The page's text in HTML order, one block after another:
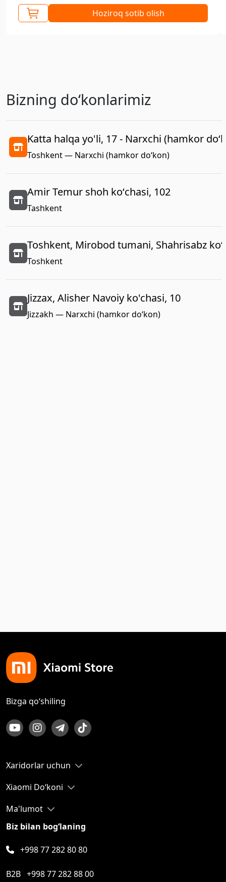
Hoziroq sotib olish
Bizning doʻkonlarimiz
Katta halqa yo'li, 17 - Narxchi (hamkor
Toshkent — Narxchi (hamkor do‘kon)
Amir Temur shoh koʻchasi, 102
Tashkent
Toshkent, Mirobod tumani, Shahrisabz
Toshkent
Jizzax, Alisher Navoiy ko'chasi, 10
Jizzakh — Narxchi (hamkor do‘kon)
Bizga qo‘shiling
Xaridorlar uchun
Xiaomi Do‘koni
Ma'lumot
Biz bilan bog‘laning
+998 77 282 80 80
B2B +998 77 282 88 00